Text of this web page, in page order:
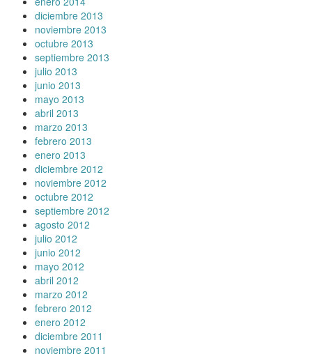
diciembre 2013
noviembre 2013
octubre 2013
septiembre 2013
julio 2013
junio 2013
mayo 2013
abril 2013
marzo 2013
febrero 2013
enero 2013
diciembre 2012
noviembre 2012
octubre 2012
septiembre 2012
agosto 2012
julio 2012
junio 2012
mayo 2012
abril 2012
marzo 2012
febrero 2012
enero 2012
diciembre 2011
noviembre 2011